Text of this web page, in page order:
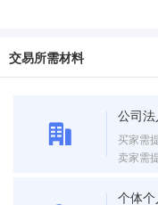
交易所需材料
公司
买家需
卖家需
个体